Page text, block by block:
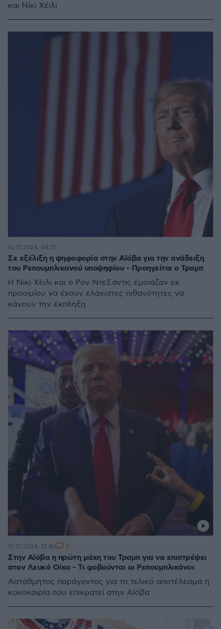
και Νίκι Χέιλι
Σε εξέλιξη η ψηφοφορία στην Aϊόβα για την ανάδειξη
του Ρεπουμπλικανού υποψηφίου - Προηγείται ο Τραμπ
Η Νίκι Χέιλι και ο Ρον ΝτεΣάντις έμοιαζαν εκ
προοιμίου να έχουν ελάχιστες πιθανότητες να
κάνουν την έκπληξη
16.01.2024, 04:12
Στην Αϊόβα η πρώτη μάχη του Τραμπ για να επιστρέψει
στον Λευκό Οίκο - Τι φοβούνται οι Ρεπουμπλικάνοι
Αστάθμητος παράγοντας για το τελικό αποτέλεσμα η
κακοκαιρία που επικρατεί στην Αϊόβα
15.01.2024, 12:40 8